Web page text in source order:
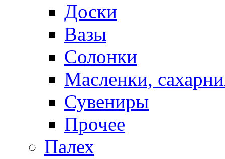
Доски
Вазы
Солонки
Масленки,
Сувениры
Прочее
Палех